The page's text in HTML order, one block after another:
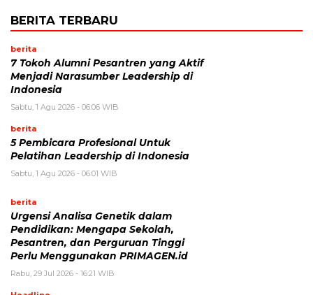
BERITA TERBARU
berita
7 Tokoh Alumni Pesantren yang Aktif
Menjadi Narasumber Leadership di
Indonesia
Sabtu, 1 Agu 2026 - 06:06 WIB
berita
5 Pembicara Profesional Untuk
Pelatihan Leadership di Indonesia
Sabtu, 1 Agu 2026 - 06:01 WIB
berita
Urgensi Analisa Genetik dalam
Pendidikan: Mengapa Sekolah,
Pesantren, dan Perguruan Tinggi
Perlu Menggunakan PRIMAGEN.id
Rabu, 29 Jul 2026 - 16:21 WIB